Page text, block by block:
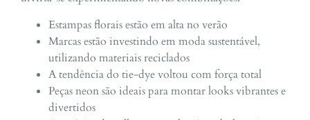
Estampas florais estão em alta no verão
Marcas estão investindo em moda sustentável,
utilizando materiais reciclados
A tendência do tie-dye voltou com força total
Peças neon são ideais para montar looks vibrantes e
divertidos